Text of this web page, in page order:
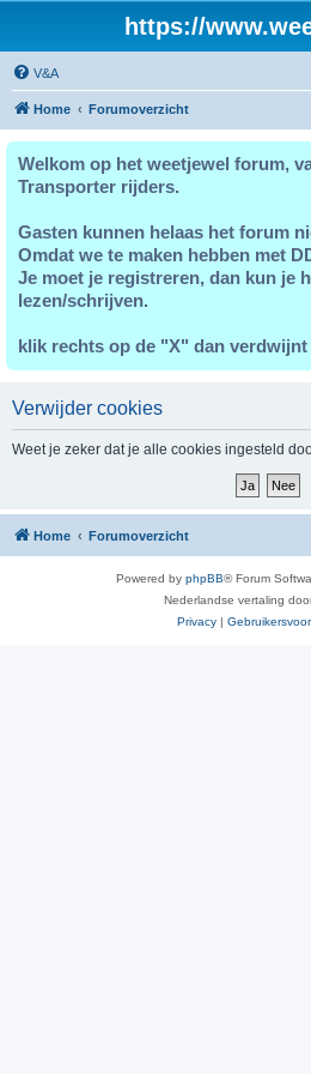
https://
V&A
Home Forumoverzicht
Welkom op het weetjewel forum,
Transporter rijders.
Gasten kunnen helaas het forum
Omdat we te maken hebben met
Je moet je registreren, dan kun je
lezen/schrijven.
klik rechts op de "X" dan verdwijnt
Verwijder cookies
Weet je zeker dat je alle cookies ingesteld
Home Forumoverzicht
Powered by phpBB® Forum
Nederlandse vertaling
Privacy |